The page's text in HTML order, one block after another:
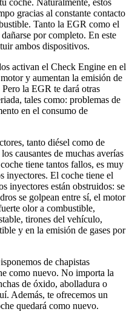
gracias al constante contacto
Tanto la EGR como el
por completo. En este
ambos dispositivos.
activan el Check Engine en el
y aumentan la emisión de
la EGR te dará otras
tales como: problemas de
en el consumo de
tanto diésel como de
causantes de muchas averías
tiene tantos fallos, es muy
inyectores. El coche tiene el
inyectores están obstruidos: se
se golpean entre sí, el motor
olor a combustible,
tirones del vehículo,
y en la emisión de gases por
de chapistas
como nuevo. No importa la
de óxido, abolladura o
Además, te ofrecemos un
quedará como nuevo.